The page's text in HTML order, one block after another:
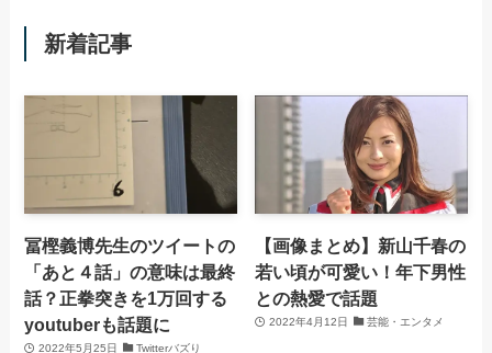
新着記事
冨樫義博先生のツイートの
「あと４話」の意味は最終
話？正拳突きを1万回する
youtuberも話題に
2022年5月25日 Twitterバズり
【画像まとめ】新山千春の
若い頃が可愛い！年下男性
との熱愛で話題
2022年4月12日 芸能・エンタメ